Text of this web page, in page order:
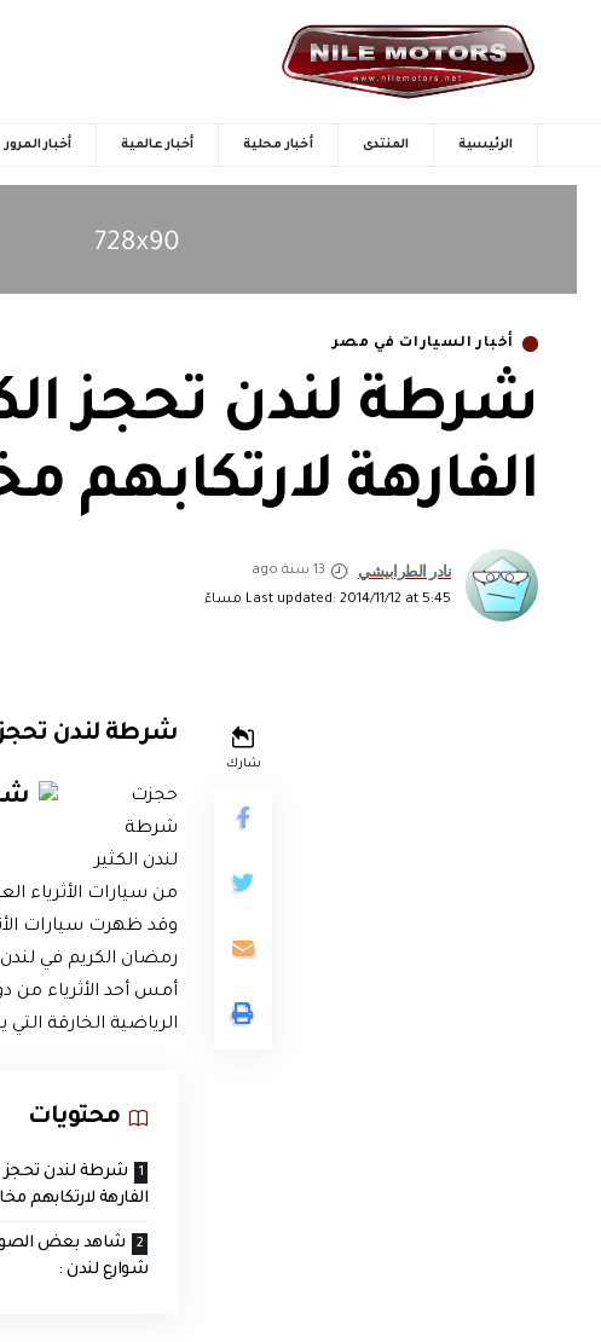
الرئيسية المنتدى أخبار محلية أخبار عالمية أخبار المرور
أخبار السيارات في مصر
شرطة لندن تحجز
الفارهة لارتكابهم
Last updated: 2014/11/12 at 5:45 مساءً
نادر الطرابيشي
13 سنة ago
شارك
شرطة لندن تحجز
حجزت
شرطة
لندن الكثير
من سيارات الأثرياء
وقد ظهرت سيارات
رمضان الكريم في
أمس أحد الأثرياء من
الرياضية الخارقة التي
محتويات
شرطة لندن تحجز
الفارهة لارتكابهم
شاهد بعض الصور
شوارع لندن :